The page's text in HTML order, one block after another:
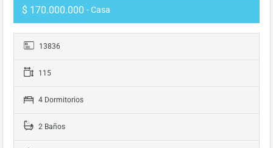
$ 170.000.000 - Casa
13836
115
4 Dormitorios
2 Baños